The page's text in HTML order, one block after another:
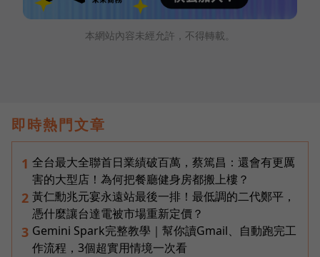
本網站內容未經允許，不得轉載。
即時熱門文章
1 全台最大全聯首日業績破百萬，蔡篤昌：還會有更厲
害的大型店！為何把餐廳健身房都搬上樓？
2 黃仁勳兆元宴永遠站最後一排！最低調的二代鄭平，
憑什麼讓台達電被市場重新定價？
3 Gemini Spark完整教學｜幫你讀Gmail、自動跑完工
作流程，3個超實用情境一次看